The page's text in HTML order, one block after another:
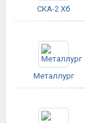
СКА-2 Хб
Металлург